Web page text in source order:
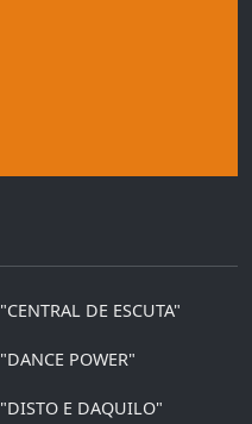
"CENTRAL DE ESCUTA"
"DANCE POWER"
"DISTO E DAQUILO"